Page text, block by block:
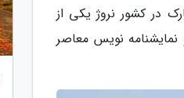
در کشور نروژ یکی از
نویس معاصر